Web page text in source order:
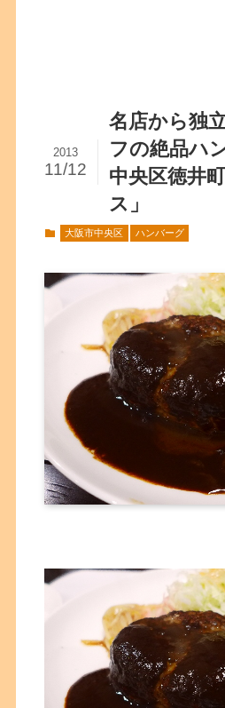
名店から独
フの絶品ハ
中央区徳井
ス」
2013
11/12
大阪市中央区 ハンバーグ